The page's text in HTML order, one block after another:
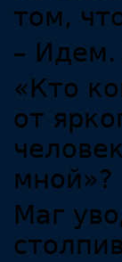
том,
– Идем.
«Кто
от
мной»?
Маг